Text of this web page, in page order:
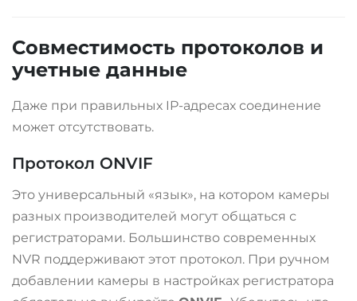
Совместимость протоколов и
учетные данные
Даже при правильных IP-адресах соединение
может отсутствовать.
Протокол ONVIF
Это универсальный «язык», на котором камеры
разных производителей могут общаться с
регистраторами. Большинство современных
NVR поддерживают этот протокол. При ручном
добавлении камеры в настройках регистратора